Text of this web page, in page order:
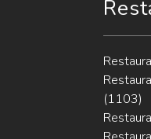
(1103)